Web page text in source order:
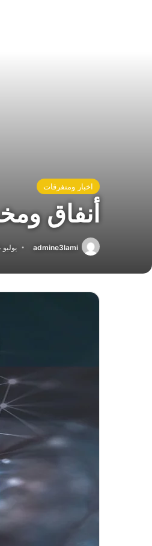
اخبار ومتفرقات
أنفاق
admine3lami يوليو 14, 2025